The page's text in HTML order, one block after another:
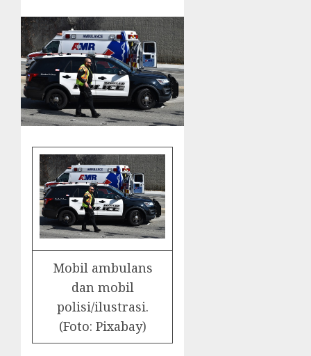
Mobil ambulans
dan mobil
polisi/ilustrasi.
(Foto: Pixabay)